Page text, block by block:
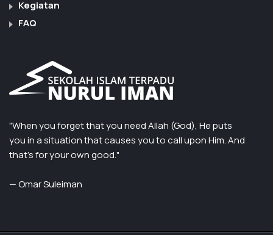
Kegiatan
FAQ
"When you forget that you need Allah (God), He puts
you in a situation that causes you to call upon Him. And
that’s for your own good."
— Omar Suleiman